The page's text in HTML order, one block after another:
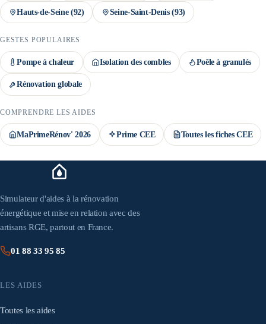
Hauts-de-Seine(92) Seine-Saint-Denis(93)
GESTES POPULAIRES
Pompe à chaleur Isolation des combles Poêle à granulés
Rénovation globale
COMPRENDRE LES AIDES
MaPrimeRénov' 2026 Prime CEE Toutes les fiches CEE
Simulateur d'aides à la rénovation
énergétique et mise en relation avec des
artisans RGE, partout en France.
01 88 33 95 85
LES AIDES
Toutes les aides